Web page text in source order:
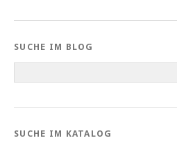
SUCHE IM BLOG
SUCHE IM KATALOG